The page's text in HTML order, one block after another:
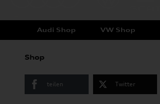
Audi Shop VW Shop
Shop
teilen Twitter